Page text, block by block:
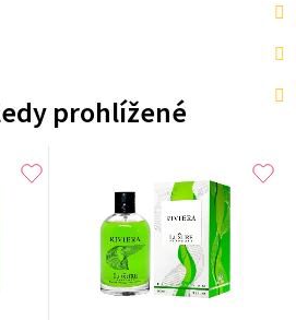
prohlížené